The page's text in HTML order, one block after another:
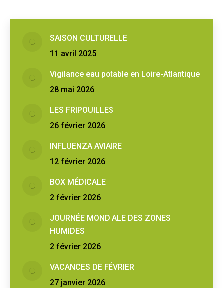
SAISON CULTURELLE
11 avril 2025
Vigilance eau potable en Loire-Atlantique
28 mai 2026
LES FRIPOUILLES
26 février 2026
INFLUENZA AVIAIRE
12 février 2026
BOX MÉDICALE
2 février 2026
JOURNÉE MONDIALE DES ZONES
HUMIDES
2 février 2026
VACANCES DE FÉVRIER
27 janvier 2026